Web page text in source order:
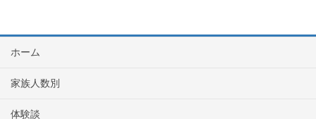
ホーム
家族人数別
体験談